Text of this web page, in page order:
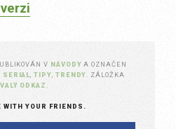
V NÁVODY A OZNAČEN
SERIAL ,TIPY TRENDY
. ZÁLOŽKA
ODKAZ
WITH YOUR FRIENDS.